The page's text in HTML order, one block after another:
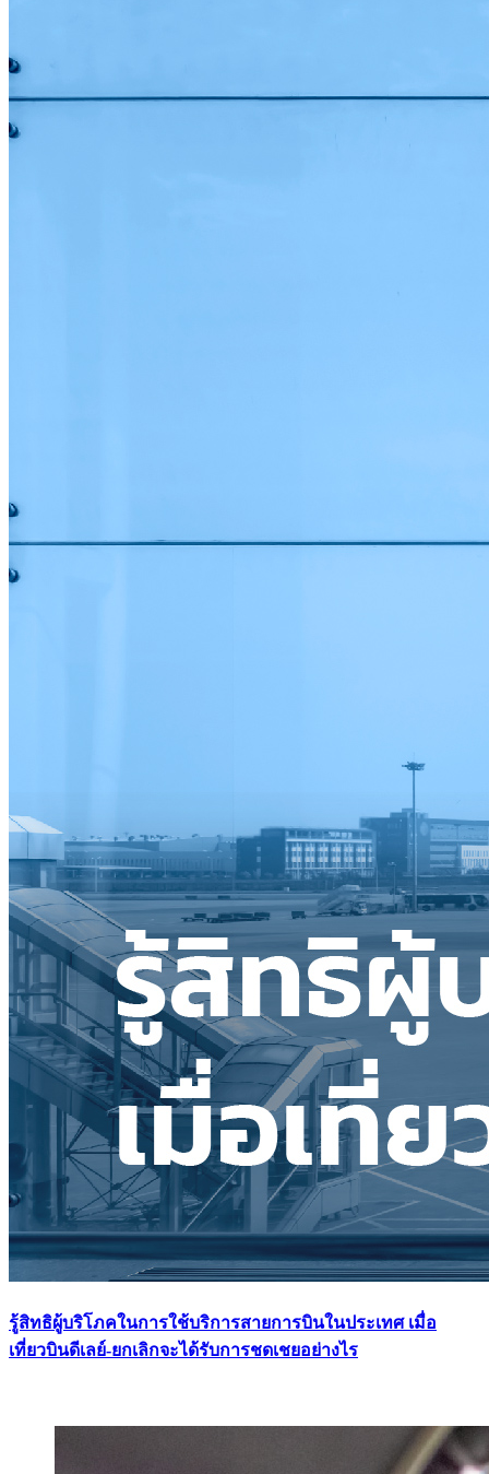
รู้สิทธิผู้บริโภคในการใช้บริการสายการบินในประเทศ เมื่อ
เที่ยวบินดีเลย์-ยกเลิกจะได้รับการชดเชยอย่างไร